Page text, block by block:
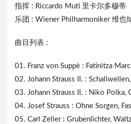
指挥 : Riccardo Muti 里卡尔多穆蒂
乐团 : Wiener Philharmoniker 维也
曲目列表 :
01. Franz von Suppè : Fatinitza
02. Johann Strauss II. :
03. Johann Strauss II. : Niko Polka,
04. Josef Strauss : Ohne Sorgen,
05. Carl Zeller : Grubenlichter,